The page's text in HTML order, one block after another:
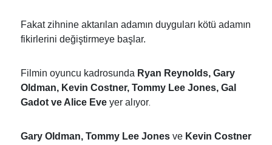
Fakat zihnine aktarılan adamın duyguları kötü adamın
fikirlerini değiştirmeye başlar.
Filmin oyuncu kadrosunda Ryan Reynolds, Gary
Oldman, Kevin Costner, Tommy Lee Jones, Gal
Gadot ve Alice Eveyer alıyor.
Gary Oldman, Tommy Lee Jones ve Kevin Costner